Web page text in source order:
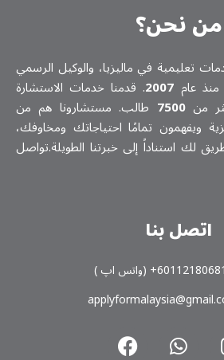
من نحن؟
تعلیمیة في ماليزيا، والوكيل الرسمي
عام 2007. قدمنا خدمات الاستشارة
من7500 طالب. مستشارونا هم من
ويفهمون تمامًا احتياجاتك ومخاوفك،
لك استناداً إلى خبرتنا الطويلة.تواصل
اتصل بنا
(واتس اپ )